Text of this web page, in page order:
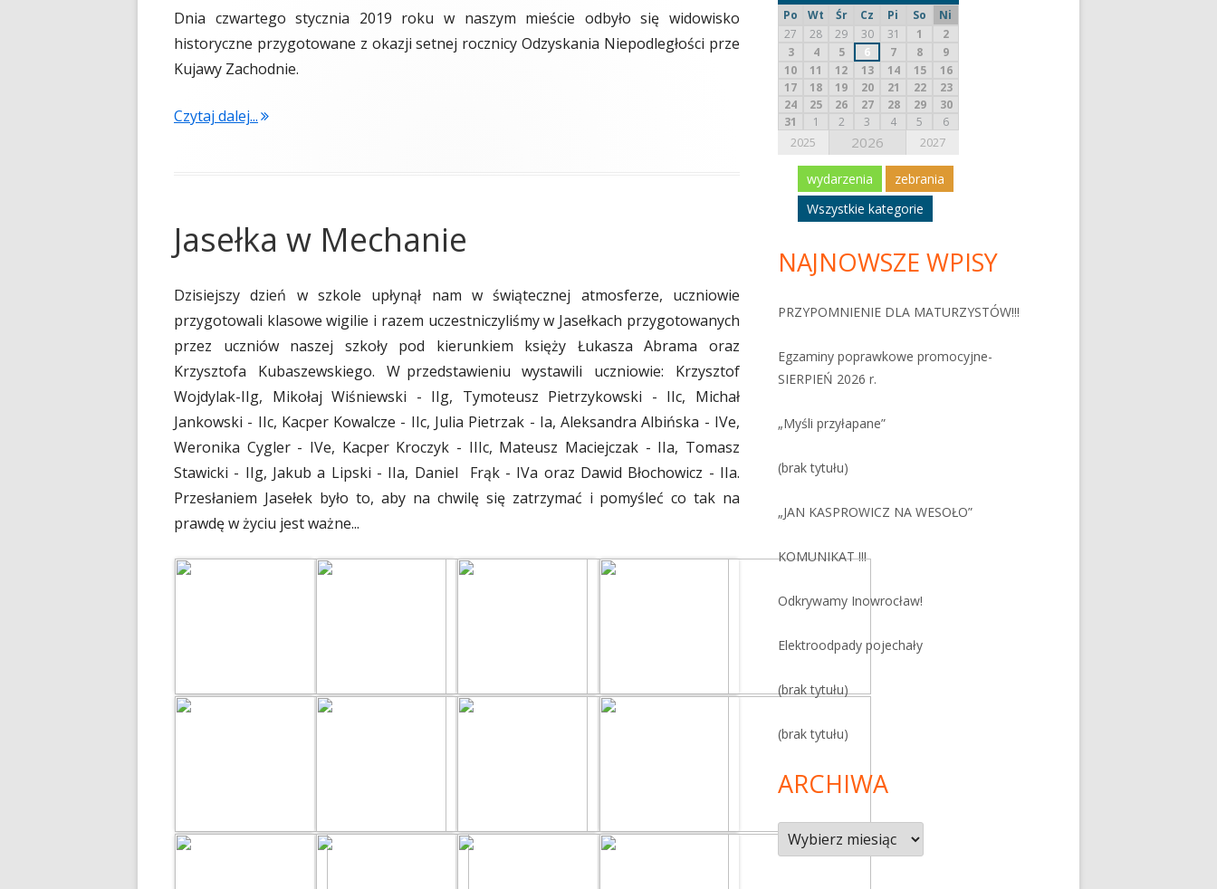
Dnia czwartego stycznia 2019 roku w naszym mieście odbyło się widowisko
historyczne przygotowane z okazji setnej rocznicy Odzyskania Niepodległości prze
Kujawy Zachodnie.
Czytaj dalej...
Jasełka w Mechanie
Dzisiejszy dzień w szkole upłynął nam w świątecznej atmosferze, uczniowie
przygotowali klasowe wigilie i razem uczestniczyliśmy w Jasełkach przygotowanych
przez uczniów naszej szkoły pod kierunkiem księży Łukasza Abrama oraz
Krzysztofa Kubaszewskiego. W_ przedstawieniu wystawili uczniowie: Krzysztof
Wojdylak-IIg, Mikołaj Wiśniewski - IIg, Tymoteusz Pietrzykowski - IIc, Michał
Jankowski - IIc, Kacper Kowalcze - IIc, Julia Pietrzak - Ia, Aleksandra Albińska - IVe,
Weronika Cygler - IVe, Kacper Kroczyk - IIIc, Mateusz Maciejczak - IIa, Tomasz
Stawicki - IIg, Jakub a Lipski - IIa, Daniel Frąk - IVa oraz Dawid Błochowicz - IIa.
Przesłaniem Jasełek było to, aby na chwilę się zatrzymać i pomyśleć co tak na
prawdę w życiu jest ważne...
Po Wt Śr Cz Pi So
Ni
27
28 29 30 31 1
2
3
4 5 6 7 8
9
10
11 12 13 14 15
16
17
18 19 20 21 22
23
24
25 26 27 28 29
30
31
1 2 3 4 5 6
2025 2026 2027
wydarzenia
zebrania
Wszystkie kategorie
NAJNOWSZE WPISY
PRZYPOMNIENIE DLA MATURZYSTÓW!!!
Egzaminy poprawkowe promocyjne-
SIERPIEŃ 2026 r.
„Myśli przyłapane”
(brak tytułu)
„JAN KASPROWICZ NA WESOŁO”
KOMUNIKAT !!!
Odkrywamy Inowrocław!
Elektroodpady pojechały
(brak tytułu)
(brak tytułu)
ARCHIWA